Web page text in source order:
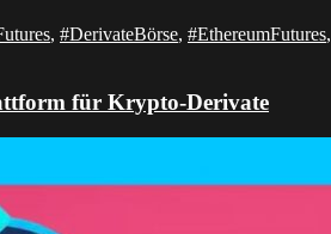
, #DerivateBörse, #EthereumFutures,
für Krypto-Derivate